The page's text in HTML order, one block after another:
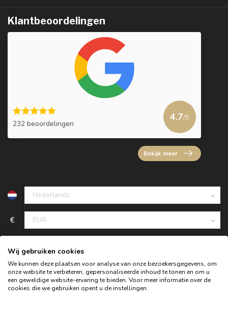
Klantbeoordelingen
232 beoordelingen
4.7/5
Bekijk meer
€
Wij gebruiken cookies
We kunnen deze plaatsen voor analyse van onze bezoekersgegevens, om
onze website te verbeteren, gepersonaliseerde inhoud te tonen en om u
een geweldige website-ervaring te bieden. Voor meer informatie over de
cookies die we gebruiken opent u de instellingen.